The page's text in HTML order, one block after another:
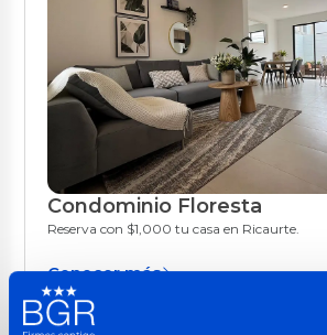
Cuenca
Condominio Floresta
Reserva con $1,000 tu casa en Ricaurte.
Conocer más